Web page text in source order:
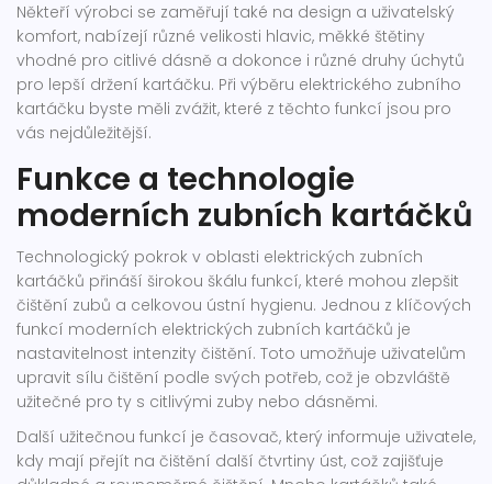
Někteří výrobci se zaměřují také na design a uživatelský
komfort, nabízejí různé velikosti hlavic, měkké štětiny
vhodné pro citlivé dásně a dokonce i různé druhy úchytů
pro lepší držení kartáčku. Při výběru elektrického zubního
kartáčku byste měli zvážit, které z těchto funkcí jsou pro
vás nejdůležitější.
Funkce a technologie
moderních zubních kartáčků
Technologický pokrok v oblasti elektrických zubních
kartáčků přináší širokou škálu funkcí, které mohou zlepšit
čištění zubů a celkovou ústní hygienu. Jednou z klíčových
funkcí moderních elektrických zubních kartáčků je
nastavitelnost intenzity čištění. Toto umožňuje uživatelům
upravit sílu čištění podle svých potřeb, což je obzvláště
užitečné pro ty s citlivými zuby nebo dásněmi.
Další užitečnou funkcí je časovač, který informuje uživatele,
kdy mají přejít na čištění další čtvrtiny úst, což zajišťuje